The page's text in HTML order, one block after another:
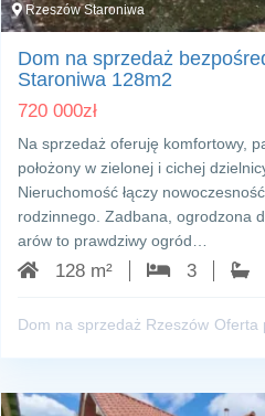
Rzeszów Staroniwa
Dom na sprzedaż
Staroniwa 128m2
720 000zł
Na sprzedaż oferuję komfortowy,
położony w zielonej i cichej
Nieruchomość łączy
rodzinnego. Zadbana, ogrodzona
arów to prawdziwy ogród…
128 m² 3
Dom na sprzedaż Rzeszów Oferta